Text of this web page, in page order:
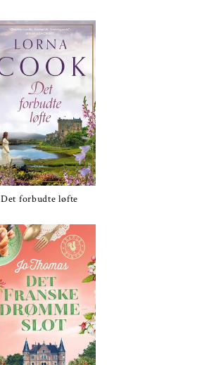
Det forbudte løfte